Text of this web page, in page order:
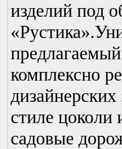
изделий под
комплексно
стиле
садовые